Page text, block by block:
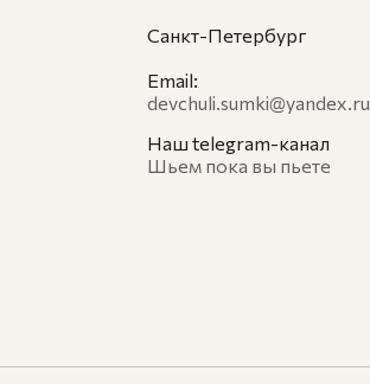
Санкт-Петербург
Email:
devchuli.sumki@yandex.ru
Наш telegram-канал
Шьем пока вы пьете